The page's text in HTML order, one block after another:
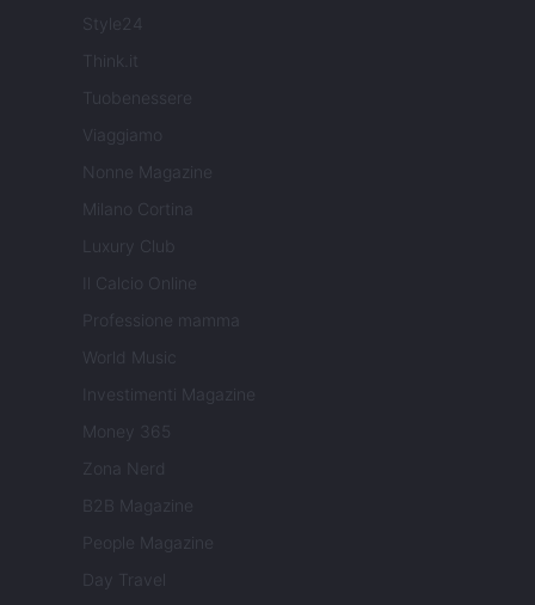
Style24
Think.it
Tuobenessere
Viaggiamo
Nonne Magazine
Milano Cortina
Luxury Club
Il Calcio Online
Professione mamma
World Music
Investimenti Magazine
Money 365
Zona Nerd
B2B Magazine
People Magazine
Day Travel